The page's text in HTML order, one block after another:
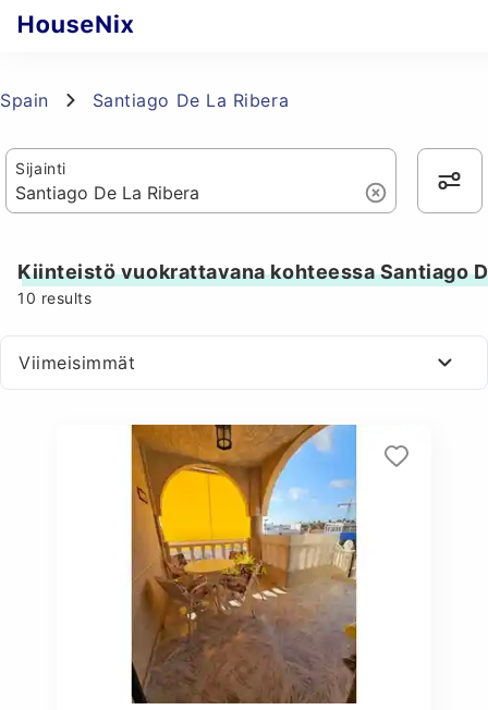
Spain Santiago De La Ribera
Sijainti
Kiinteistö vuokrattavana kohteessa Santiago
10 results
Viimeisimmät